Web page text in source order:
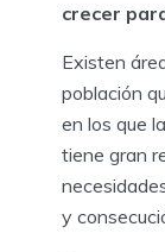
crecer
Existen
población
en los que
tiene gran
y